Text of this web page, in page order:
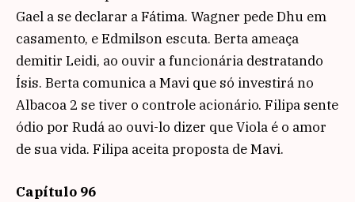
Gael a se declarar a Fátima. Wagner pede Dhu em
casamento, e Edmilson escuta. Berta ameaça
demitir Leidi, ao ouvir a funcionária destratando
Ísis. Berta comunica a Mavi que só investirá no
Albacoa 2 se tiver o controle acionário. Filipa sente
ódio por Rudá ao ouvi-lo dizer que Viola é o amor
de sua vida. Filipa aceita proposta de Mavi.
Capítulo 96